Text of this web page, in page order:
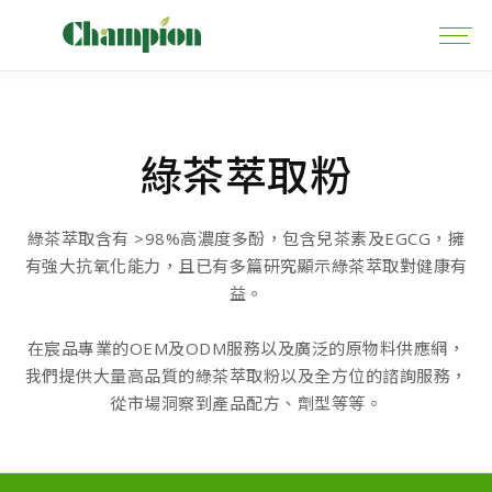
綠茶萃取粉
綠茶萃取含有 >98%高濃度多酚，包含兒茶素及EGCG，擁
有強大抗氧化能力，且已有多篇研究顯示綠茶萃取對健康有
益。
在宸品專業的OEM及ODM服務以及廣泛的原物料供應網，
我們提供大量高品質的綠茶萃取粉以及全方位的諮詢服務，
從市場洞察到產品配方、劑型等等。